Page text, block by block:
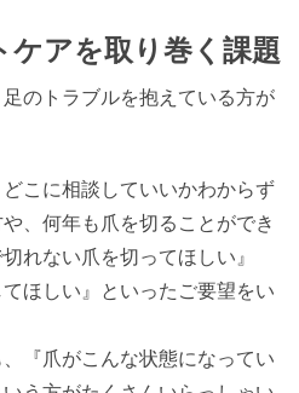
ケアを取り巻く課題
のトラブルを抱えている方が
どこに相談していいかわからず
、何年も爪を切ることができ
れない爪を切ってほしい』
ほしい』といったご要望をい
『爪がこんな状態になってい